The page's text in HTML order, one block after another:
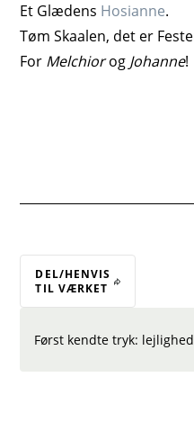
Et Glædens Hosianne.
Tøm Skaalen, det er
For Melchiorog Johanne!
DEL/HENVIS
TIL VÆRKET
Først kendte tryk: